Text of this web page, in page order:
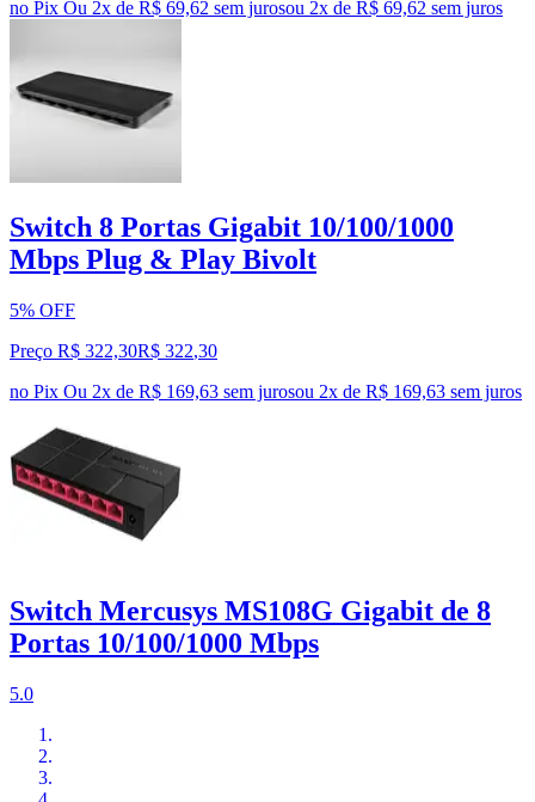
no Pix Ou 2x de R$ 69,62 sem jurosou 2x de R$ 69,62 sem juros
Switch 8 Portas Gigabit 10/100/1000
Mbps Plug & Play Bivolt
5% OFF
Preço R$ 322,30R$ 322,30
no Pix Ou 2x de R$ 169,63 sem jurosou 2x de R$ 169,63 sem juros
Switch Mercusys MS108G Gigabit de 8
Portas 10/100/1000 Mbps
5.0